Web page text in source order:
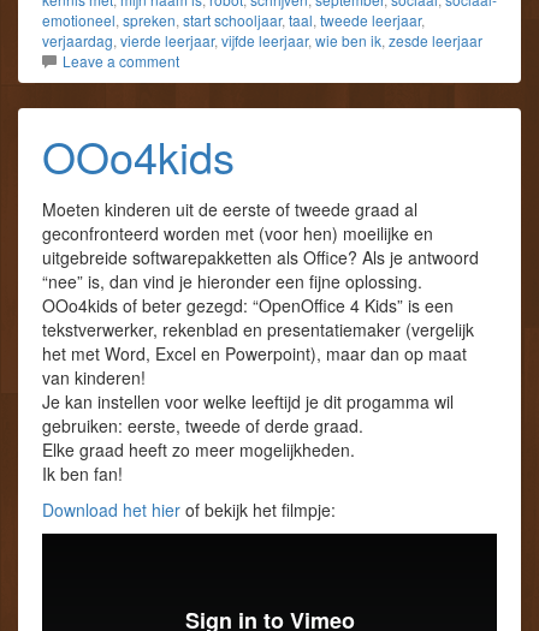
emotioneel, spreken, start schooljaar, taal, tweede leerjaar,
verjaardag, vierde leerjaar, vijfde leerjaar, wie ben ik, zesde leerjaar
Leave a comment
OOo4kids
Moeten kinderen uit de eerste of tweede graad al
geconfronteerd worden met (voor hen) moeilijke en
uitgebreide softwarepakketten als Office? Als je antwoord
“nee” is, dan vind je hieronder een fijne oplossing.
OOo4kids of beter gezegd: “OpenOffice 4 Kids” is een
tekstverwerker, rekenblad en presentatiemaker (vergelijk
het met Word, Excel en Powerpoint), maar dan op maat
van kinderen!
Je kan instellen voor welke leeftijd je dit progamma wil
gebruiken: eerste, tweede of derde graad.
Elke graad heeft zo meer mogelijkheden.
Ik ben fan!
Download het hier of bekijk het filmpje: